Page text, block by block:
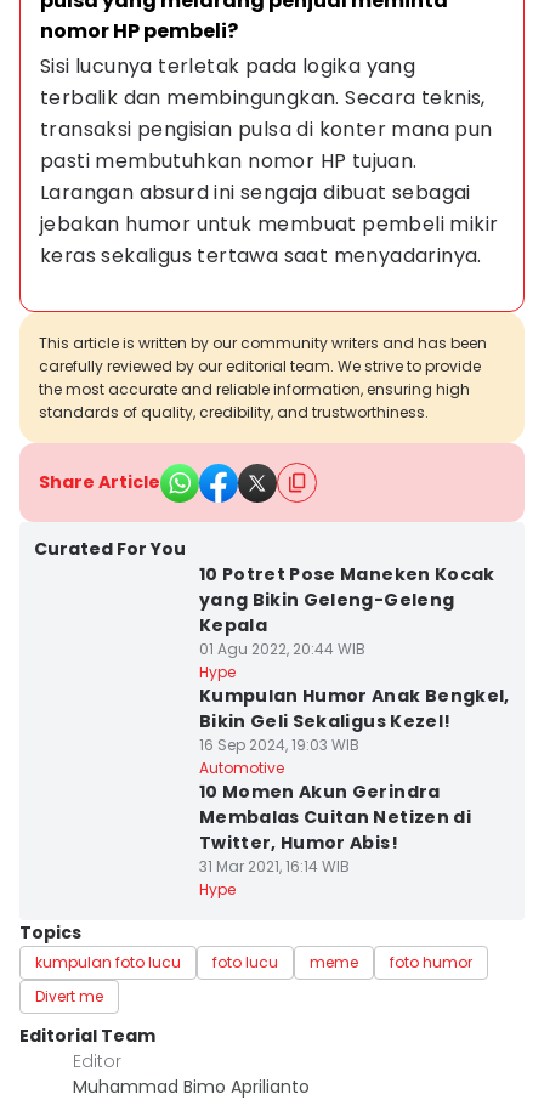
nomor HP pembeli?
Sisi lucunya terletak pada logika yang
terbalik dan membingungkan. Secara teknis,
transaksi pengisian pulsa di konter mana pun
pasti membutuhkan nomor HP tujuan.
Larangan absurd ini sengaja dibuat sebagai
jebakan humor untuk membuat pembeli mikir
keras sekaligus tertawa saat menyadarinya.
This article is written by our community writers and has been
carefully reviewed by our editorial team. We strive to provide
the most accurate and reliable information, ensuring high
standards of quality, credibility, and trustworthiness.
Share Article
Curated For You
10 Potret Pose Maneken Kocak
yang Bikin Geleng-Geleng
Kepala
01 Agu 2022, 20:44 WIB
Hype
Kumpulan Humor Anak Bengkel,
Bikin Geli Sekaligus Kezel!
16 Sep 2024, 19:03 WIB
Automotive
10 Momen Akun Gerindra
Membalas Cuitan Netizen di
Twitter, Humor Abis!
31 Mar 2021, 16:14 WIB
Hype
Topics
kumpulan foto lucu foto lucu meme
foto humor
Divert me
Editorial Team
Editor
Muhammad Bimo Aprilianto